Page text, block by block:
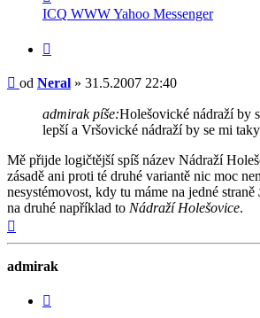
uživatele
Neral
ICQ WWWYahoo Messenger
Příspěvek
od Neral » 31.5.2007 22:40
admirak píše:Holešovické nádraží by
lepší a Vršovické nádraží by se mi
Mě přijde logičtější spíš název Nádraží
zásadě ani proti té druhé variantě nic moc
nesystémovost, kdy tu máme na jedné straně
na druhé například to Nádraží Holešovice.
admirak